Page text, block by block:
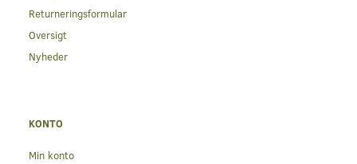
Returneringsformular
Oversigt
Nyheder
KONTO
Min konto